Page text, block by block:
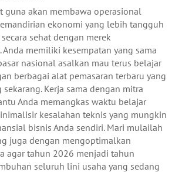
guna akan membawa operasional
ekonomi yang lebih tangguh
sehat dengan merek
Anda memiliki kesempatan yang sama
nasional asalkan mau terus belajar
berbagai alat pemasaran terbaru yang
Kerja sama dengan mitra
Anda memangkas waktu belajar
kesalahan teknis yang mungkin
bisnis Anda sendiri. Mari mulailah
juga dengan mengoptimalkan
agar tahun 2026 menjadi tahun
seluruh lini usaha yang sedang